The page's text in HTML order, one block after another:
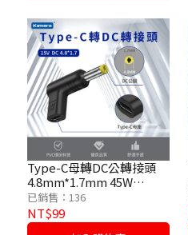
Type-C母轉DC公轉接頭
4.8mm*1.7mm 45W
/15V/3A
已銷售：136
NT$99